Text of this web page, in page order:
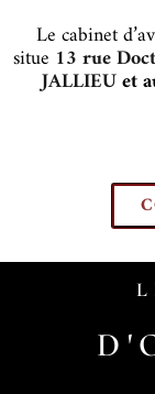
Le cabinet
situe 13 rue
JALLIEUet